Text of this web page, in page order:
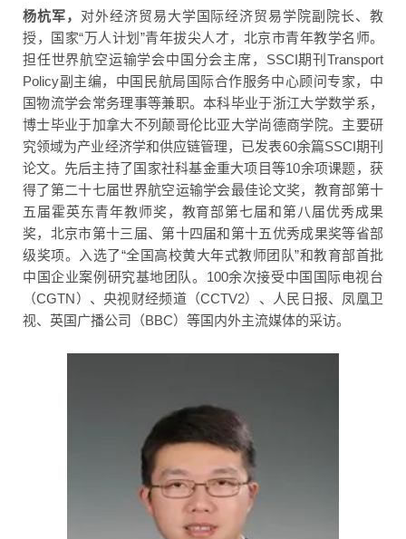
杨杭军， 对外经济贸易大学国际经济贸易学院副院长、教
授，国家“万人计划”青年拔尖人才，北京市青年教学名师。
担任世界航空运输学会中国分会主席，SSCI期刊Transport
Policy副主编，中国民航局国际合作服务中心顾问专家，中
国物流学会常务理事等兼职。本科毕业于浙江大学数学系，
博士毕业于加拿大不列颠哥伦比亚大学尚德商学院。主要研
究领域为产业经济学和供应链管理，已发表60余篇SSCI期刊
论文。先后主持了国家社科基金重大项目等10余项课题，获
得了第二十七届世界航空运输学会最佳论文奖，教育部第十
五届霍英东青年教师奖，教育部第七届和第八届优秀成果
奖，北京市第十三届、第十四届和第十五优秀成果奖等省部
级奖项。入选了“全国高校黄大年式教师团队”和教育部首批
中国企业案例研究基地团队。100余次接受中国国际电视台
（CGTN）、央视财经频道（CCTV2）、人民日报、凤凰卫
视、英国广播公司（BBC）等国内外主流媒体的采访。